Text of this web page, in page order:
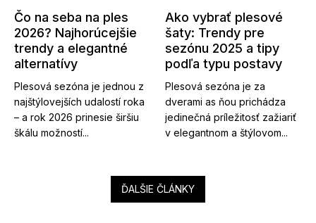
Čo na seba na ples
2026? Najhorúcejšie
trendy a elegantné
alternatívy
Plesová sezóna je jednou z
najštýlovejších udalostí roka
– a rok 2026 prinesie širšiu
škálu možností...
Ako vybrať plesové
šaty: Trendy pre
sezónu 2025 a tipy
podľa typu postavy
Plesová sezóna je za
dverami as ňou prichádza
jedinečná príležitosť zažiariť
v elegantnom a štýlovom...
ĎALŠIE ČLÁNKY